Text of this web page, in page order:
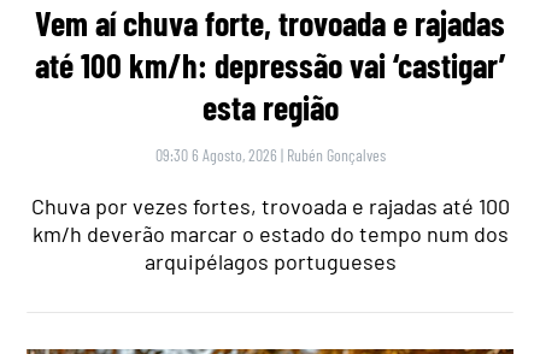
Vem aí chuva forte, trovoada e rajadas
até 100 km/h: depressão vai ‘castigar’
esta região
09:30 6 Agosto, 2026 | Rubén Gonçalves
Chuva por vezes fortes, trovoada e rajadas até 100
km/h deverão marcar o estado do tempo num dos
arquipélagos portugueses